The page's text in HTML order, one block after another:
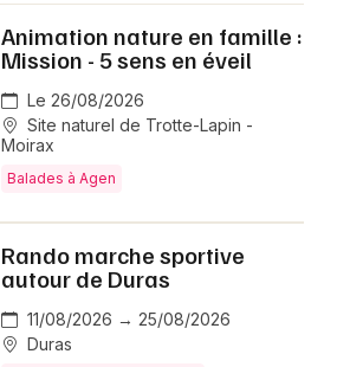
Animation nature en famille :
Mission - 5 sens en éveil
Le 26/08/2026
Site naturel de Trotte-Lapin -
Moirax
Balades à Agen
Rando marche sportive
autour de Duras
11/08/2026 → 25/08/2026
Duras